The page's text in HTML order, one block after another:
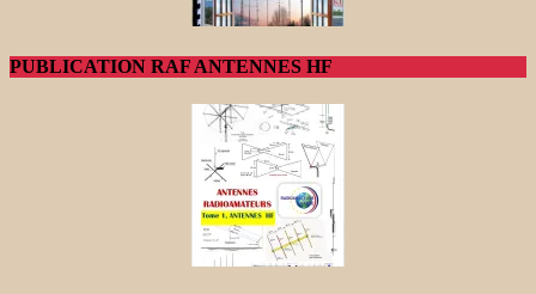
PUBLICATION RAF ANTENNES HF